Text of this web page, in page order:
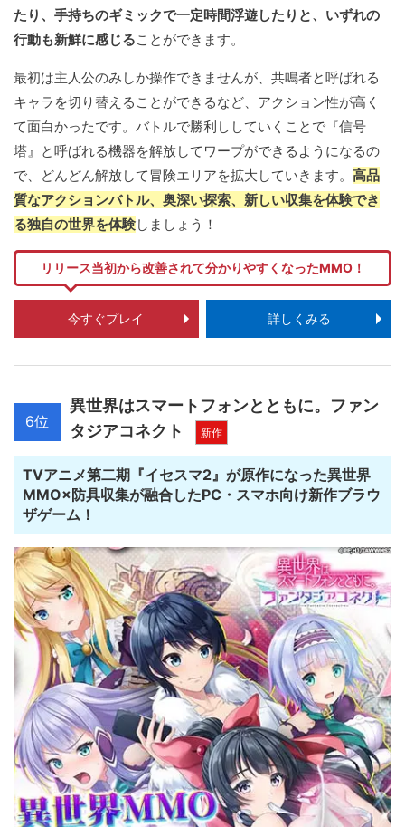
たり、手持ちのギミックで一定時間浮遊したりと、いずれの
行動も新鮮に感じることができます。
最初は主人公のみしか操作できませんが、共鳴者と呼ばれる
キャラを切り替えることができるなど、アクション性が高く
て面白かったです。バトルで勝利ししていくことで『信号
塔』と呼ばれる機器を解放してワープができるようになるの
で、どんどん解放して冒険エリアを拡大していきます。 高品
質なアクションバトル、奥深い探索、新しい収集を体験でき
る独自の世界を体験しましょう！
リリース当初から改善されて分かりやすくなったMMO！
今すぐプレイ 詳しくみる
6位
異世界はスマートフォンとともに。ファン
タジアコネクト
新作
TVアニメ第二期『イセスマ2』が原作になった異世界
MMO×防具収集が融合したPC・スマホ向け新作ブラウ
ザゲーム！